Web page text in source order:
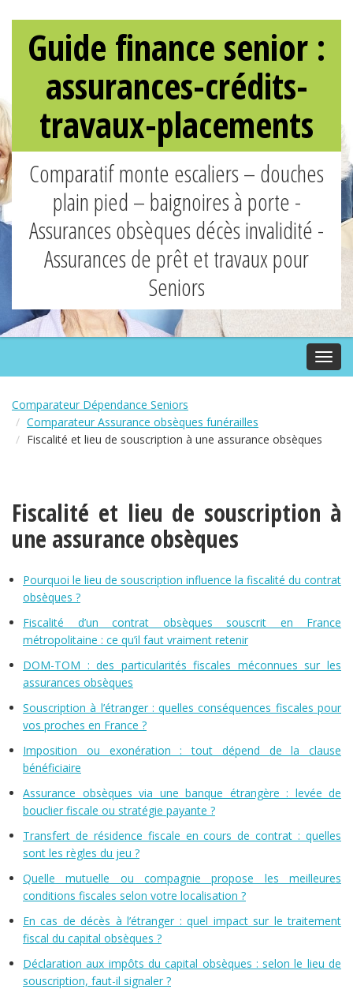
Guide finance senior :
assurances-crédits-
travaux-placements
Comparatif monte escaliers – douches
plain pied – baignoires à porte -
Assurances obsèques décès invalidité -
Assurances de prêt et travaux pour
Seniors
Comparateur Dépendance Seniors
Comparateur Assurance obsèques funérailles
Fiscalité et lieu de souscription à une assurance obsèques
Fiscalité et lieu de souscription à
une assurance obsèques
Pourquoi le lieu de souscription influence la fiscalité du contrat
obsèques ?
Fiscalité d’un contrat obsèques souscrit en France
métropolitaine : ce qu’il faut vraiment retenir
DOM-TOM : des particularités fiscales méconnues sur les
assurances obsèques
Souscription à l’étranger : quelles conséquences fiscales pour
vos proches en France ?
Imposition ou exonération : tout dépend de la clause
bénéficiaire
Assurance obsèques via une banque étrangère : levée de
bouclier fiscale ou stratégie payante ?
Transfert de résidence fiscale en cours de contrat : quelles
sont les règles du jeu ?
Quelle mutuelle ou compagnie propose les meilleures
conditions fiscales selon votre localisation ?
En cas de décès à l’étranger : quel impact sur le traitement
fiscal du capital obsèques ?
Déclaration aux impôts du capital obsèques : selon le lieu de
souscription, faut-il signaler ?